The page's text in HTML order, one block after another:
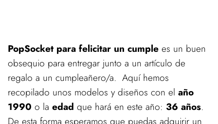
PopSocket para felicitar un cumple es un buen
obsequio para entregar junto a un artículo de
regalo a un cumpleañero/a. Aquí hemos
recopilado unos modelos y diseños con el año
1990 o la edad que hará en este año: 36 años.
De esta forma esperamos que puedas adquirir un